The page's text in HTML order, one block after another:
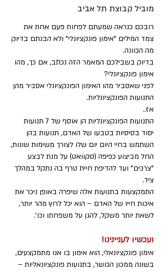
מוביל קבוצת תל אביב
רובכם כנראה שמעתם לפחות פעם אחת את
צמד המילים "אימון פונקציונלי" ולא הבנתם בדיוק
מה הכוונה.
בדיוק בשבילכם המאמר הזה נכתב, אם כך, מהו
אימון פונקציונלי?
לפני שאסביר מהו האימון הפונקציונלי אסביר מהן
התנועות הפונקציונליות.
אז..
התנועות הפונקציונליות הן אוסף של 7 תנועות
יסוד בסיסיות בטבעו של האדם, תנועות בהן
השתמש בחיי היום יום שלו לצורך משימות שונות,
החל מביצוע כפיפה (סקוואט) על מנת לבצע
"צרכים" ועד להדיפת חיית טרף בה נתקל במהלך
ציד.
התמקצעות בתנועות אלה שיפרה באופן ניכר את
איכות חייו של האדם – הוא יכל לרוץ מהר יותר,
לשאת יותר משקל, להגן על משפחתו וכו'.
ועכשיו לעניינינו!
אימון פונקציונאלי, הוא אימון בו אנו מתמקצעים,
בשונה ממכון הכושר, בתנועות פונקציונאליות –